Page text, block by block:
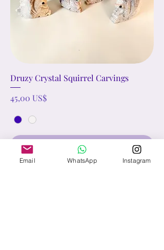
Druzy Crystal Squirrel Carvings
Precio
45,00 US$
Agregar al carrito
Email WhatsApp Instagram